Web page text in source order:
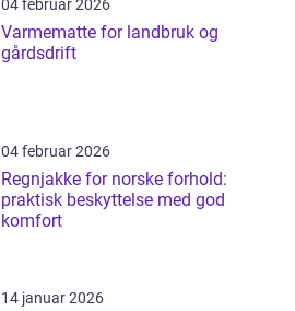
04 februar 2026
Varmematte for landbruk og
gårdsdrift
04 februar 2026
Regnjakke for norske forhold:
praktisk beskyttelse med god
komfort
14 januar 2026